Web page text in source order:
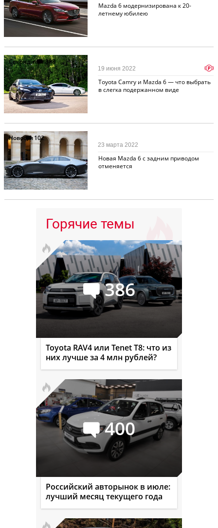
Mazda 6 модернизирована к 20-
летнему юбилею
Секонд-тест388
Toyota Camry и Mazda 6 — что выбрать
в слегка подержанном виде
19 июня 2022 p
Новости102
Новая Mazda 6 с задним приводом
отменяется
23 марта 2022
Горячие темы
386
Toyota RAV4 или Tenet T8: что из
них лучше за 4 млн рублей?
400
Российский авторынок в июле:
лучший месяц текущего года